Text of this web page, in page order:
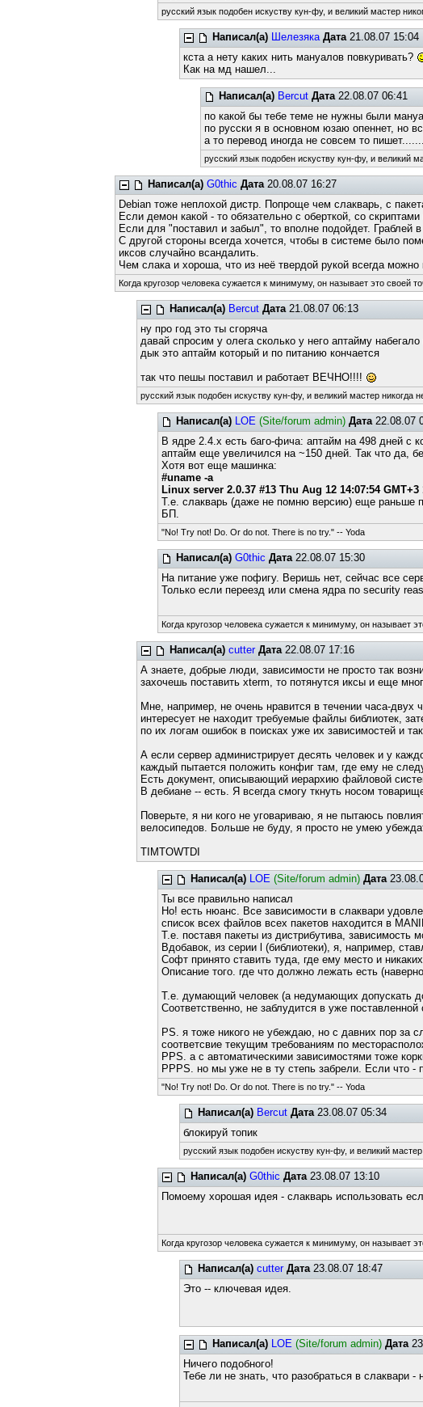
русский язык подобен искуству кун-фу, и великий мастер
Написал(а) Шелезяка Дата21.08.07 15:04
кста а нету каких нить мануалов повкуривать?
Как на мд нашел...
Написал(а) Bercut Дата22.08.07 06:41
по какой бы тебе теме не нужны были
по русски я в основном юзаю опеннет, но
а то перевод иногда не совсем то пишет.......
русский язык подобен искуству кун-фу, и великий
Написал(а) G0thic Дата20.08.07 16:27
Debian тоже неплохой дистр. Попроще чем слакварь, с
Если демон какой - то обязательно с оберткой, со
Если для "поставил и забыл", то вполне подойдет.
С другой стороны всегда хочется, чтобы в системе было
иксов случайно всандалить.
Чем слака и хороша, что из неё твердой рукой всегда
Когда кругозор человека сужается к минимуму, он называет это своей
Написал(а) Bercut Дата21.08.07 06:13
ну про год это ты сгоряча
давай спросим у олега сколько у него аптайму
дык это аптайм который и по питанию кончается
так что пешы поставил и работает ВЕЧНО!!!!
русский язык подобен искуству кун-фу, и великий мастер никогда
Написал(а) LOE (Site/forum admin) Дата22.08.07
В ядре 2.4.x есть баго-фича: аптайм на 498 дней с
аптайм еще увеличился на ~150 дней. Так что да,
Хотя вот еще машинка:
#uname -a
Linux server 2.0.37 #13 Thu Aug 12 14:07:54
Т.е. слакварь (даже не помню версию) еще раньше
БП.
"No! Try not! Do. Or do not. There is no try." -- Yoda
Написал(а) G0thic Дата22.08.07 15:30
На питание уже пофигу. Веришь нет, сейчас все
Только если переезд или смена ядра по security
Когда кругозор человека сужается к минимуму, он называет
Написал(а) cutter Дата22.08.07 17:16
А знаете, добрые люди, зависимости не просто так
захочешь поставить xterm, то потянутся иксы и еще
Мне, например, не очень нравится в течении часа-двух
интересует не находит требуемые файлы библиотек,
по их логам ошибок в поисках уже их зависимостей и
А если сервер администрирует десять человек и у
каждый пытается положить конфиг там, где ему не
Есть документ, описывающий иерархию файловой
В дебиане -- есть. Я всегда смогу ткнуть носом
Поверьте, я ни кого не уговариваю, я не пытаюсь
велосипедов. Больше не буду, я просто не умею
TIMTOWTDI
Написал(а) LOE (Site/forum admin) Дата
Ты все правильно написал
Но! есть нюанс. Все зависимости в слаквари
список всех файлов всех пакетов находится в
Т.е. поставя пакеты из дистрибутива, зависимость
Вдобавок, из серии l (библиотеки), я, например,
Софт принято ставить туда, где ему место и
Описание того. где что должно лежать есть
Т.е. думающий человек (а недумающих допускать
Соответственно, не заблудится в уже поставленной
PS. я тоже никого не убеждаю, но с давних пор за
соответсвие текущим требованиям по
PPS. а с автоматическими зависимостями тоже
PPPS. но мы уже не в ту степь забрели. Если что
"No! Try not! Do. Or do not. There is no try." -- Yoda
Написал(а) Bercut Дата23.08.07 05:34
блокируй топик
русский язык подобен искуству кун-фу, и великий
Написал(а) G0thic Дата23.08.07 13:10
Помоему хорошая идея - слакварь использовать
Когда кругозор человека сужается к минимуму, он называет
Написал(а) cutter Дата23.08.07 18:47
Это -- ключевая идея.
Написал(а) LOE (Site/forum admin) Дата
Ничего подобного!
Тебе ли не знать, что разобраться в слаквари